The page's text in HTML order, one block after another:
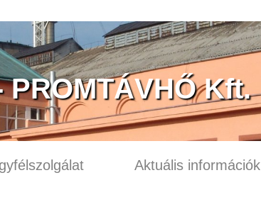
PROMTÁVHŐ Kft.
Aktuális információk